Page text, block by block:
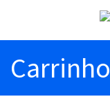
Carrinho